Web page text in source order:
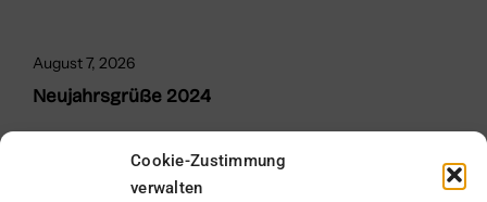
Cookie-Zustimmung
verwalten
August 7, 2026
Neujahrsgrüße 2024